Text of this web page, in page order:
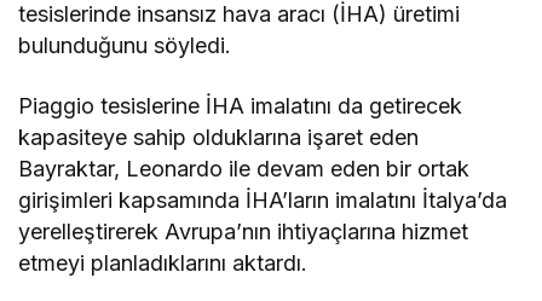
tesislerinde insansız hava aracı (İHA) üretimi
bulunduğunu söyledi.
Piaggio tesislerine İHA imalatını da getirecek
kapasiteye sahip olduklarına işaret eden
Bayraktar, Leonardo ile devam eden bir ortak
girişimleri kapsamında İHA’ların imalatını İtalya’da
yerelleştirerek Avrupa’nın ihtiyaçlarına hizmet
etmeyi planladıklarını aktardı.